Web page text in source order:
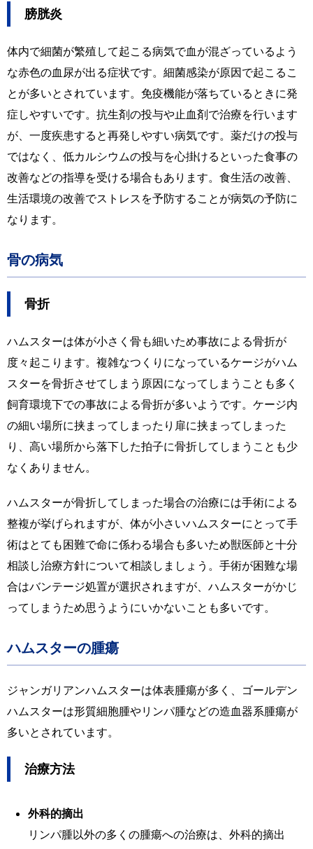
膀胱炎
体内で細菌が繁殖して起こる病気で血が混ざっているよう
な赤色の血尿が出る症状です。細菌感染が原因で起こるこ
とが多いとされています。免疫機能が落ちているときに発
症しやすいです。抗生剤の投与や止血剤で治療を行います
が、一度疾患すると再発しやすい病気です。薬だけの投与
ではなく、低カルシウムの投与を心掛けるといった食事の
改善などの指導を受ける場合もあります。食生活の改善、
生活環境の改善でストレスを予防することが病気の予防に
なります。
骨の病気
骨折
ハムスターは体が小さく骨も細いため事故による骨折が
度々起こります。複雑なつくりになっているケージがハム
スターを骨折させてしまう原因になってしまうことも多く
飼育環境下での事故による骨折が多いようです。ケージ内
の細い場所に挟まってしまったり扉に挟まってしまった
り、高い場所から落下した拍子に骨折してしまうことも少
なくありません。
ハムスターが骨折してしまった場合の治療には手術による
整複が挙げられますが、体が小さいハムスターにとって手
術はとても困難で命に係わる場合も多いため獣医師と十分
相談し治療方針について相談しましょう。手術が困難な場
合はバンテージ処置が選択されますが、ハムスターがかじ
ってしまうため思うようにいかないことも多いです。
ハムスターの腫瘍
ジャンガリアンハムスターは体表腫瘍が多く、ゴールデン
ハムスターは形質細胞腫やリンパ腫などの造血器系腫瘍が
多いとされています。
治療方法
外科的摘出
リンパ腫以外の多くの腫瘍への治療は、外科的摘出